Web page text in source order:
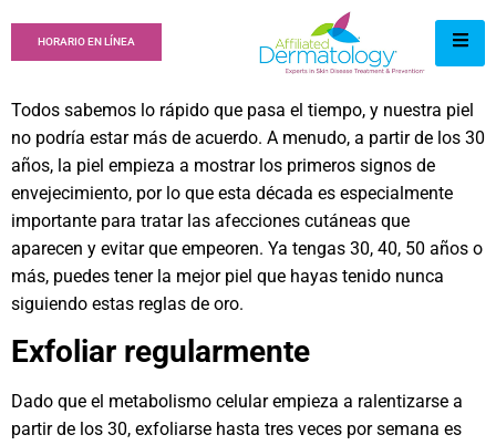
HORARIO EN LÍNEA
Todos sabemos lo rápido que pasa el tiempo, y nuestra piel
no podría estar más de acuerdo. A menudo, a partir de los 30
años, la piel empieza a mostrar los primeros signos de
envejecimiento, por lo que esta década es especialmente
importante para tratar las afecciones cutáneas que
aparecen y evitar que empeoren. Ya tengas 30, 40, 50 años o
más, puedes tener la mejor piel que hayas tenido nunca
siguiendo estas reglas de oro.
Exfoliar regularmente
Dado que el metabolismo celular empieza a ralentizarse a
partir de los 30, exfoliarse hasta tres veces por semana es